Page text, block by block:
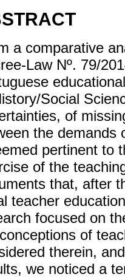
a comparative
Law Nº. 79/
Social
of
the demands
pertinent to
of the
that, after
teacher
focused on
of
therein,
we noticed a